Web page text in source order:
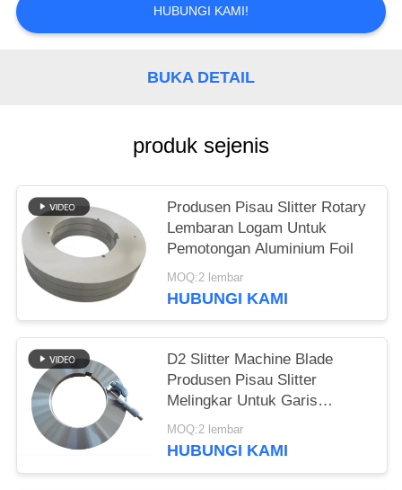
HUBUNGI KAMI!
BUKA DETAIL
produk sejenis
Produsen Pisau Slitter Rotary
Lembaran Logam Untuk
Pemotongan Aluminium Foil
MOQ:2 lembar
HUBUNGI KAMI
D2 Slitter Machine Blade
Produsen Pisau Slitter
Melingkar Untuk Garis
Pelapisan Tinplate
MOQ:2 lembar
HUBUNGI KAMI